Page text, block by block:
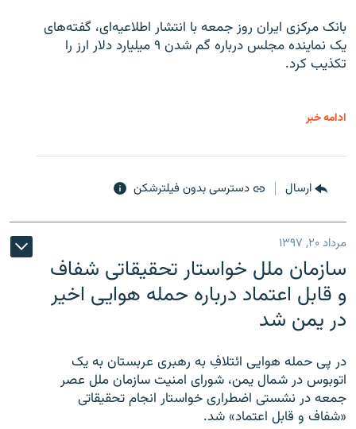
بانک مرکزی ایران روز جمعه با انتشار اطلاعیه‌ای، گفته‌های
یک نماینده مجلس درباره گم شدن ۹ میلیارد دلار ارز را
تکذیب کرد.
ادامه خبر
ارسال دسترسی بدون فیلترشکن
مرداد ۲۰, ۱۳۹۷
سازمان ملل خواستار تحقیقاتی شفاف
و قابل اعتماد درباره حمله هوایی اخیر
در یمن شد
در پی حمله هوایی ائتلافِ به رهبری عربستان به یک
اتوبوس در شمال یمن، شورای امنیت سازمان ملل عصر
جمعه در نشستی اضطراری خواستار انجام تحقیقاتی
«شفاف و قابل اعتماد» شد.